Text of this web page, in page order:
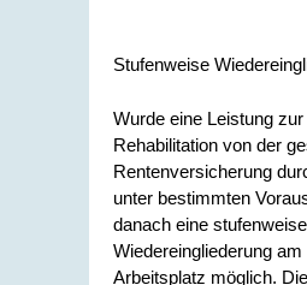
Stufenweise
Wurde eine Leistung
Rehabilitation von der
Rentenversicherung
unter bestimmten
danach eine stufenweise
Wiedereingliederung
Arbeitsplatz möglich.